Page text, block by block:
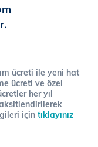
ücreti ile yeni hat
ücreti ve özel
her yıl
için tıklayınız